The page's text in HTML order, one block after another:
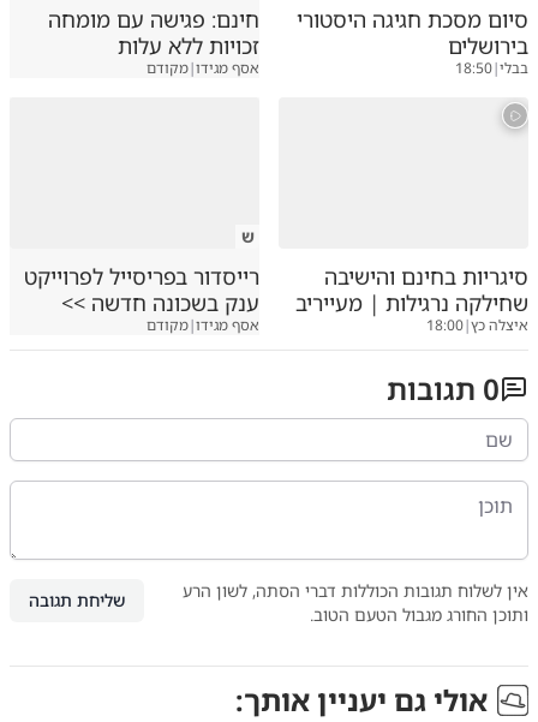
סיום מסכת חגיגה היסטורי
בירושלים
בבלי|
18:50
חינם: פגישה עם מומחה
זכויות ללא עלות
אסף מגידו|מקודם
סיגריות בחינם והישיבה
שחילקה נרגילות | מעייריב
איצלה כץ|
18:00
ש
רייסדור בפריסייל לפרוייקט
ענק בשכונה חדשה >>
אסף מגידו|מקודם
0 תגובות
אין לשלוח תגובות הכוללות דברי הסתה, לשון הרע
ותוכן החורג מגבול הטעם הטוב.
שליחת תגובה
אולי גם יעניין אותך: